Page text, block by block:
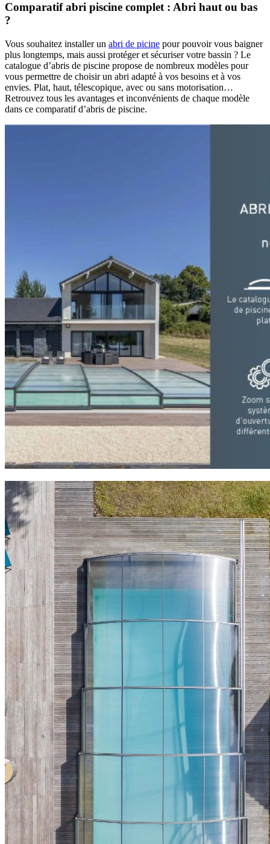
Comparatif abri piscine complet : Abri haut ou bas
?
Vous souhaitez installer un abri de picine pour pouvoir vous baigner
plus longtemps, mais aussi protéger et sécuriser votre bassin ? Le
catalogue d’abris de piscine propose de nombreux modèles pour
vous permettre de choisir un abri adapté à vos besoins et à vos
envies. Plat, haut, télescopique, avec ou sans motorisation…
Retrouvez tous les avantages et inconvénients de chaque modèle
dans ce comparatif d’abris de piscine.